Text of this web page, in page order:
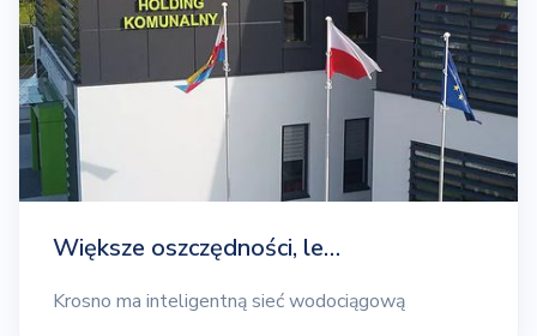
Większe oszczędności, le…
Krosno ma inteligentną sieć wodociągową